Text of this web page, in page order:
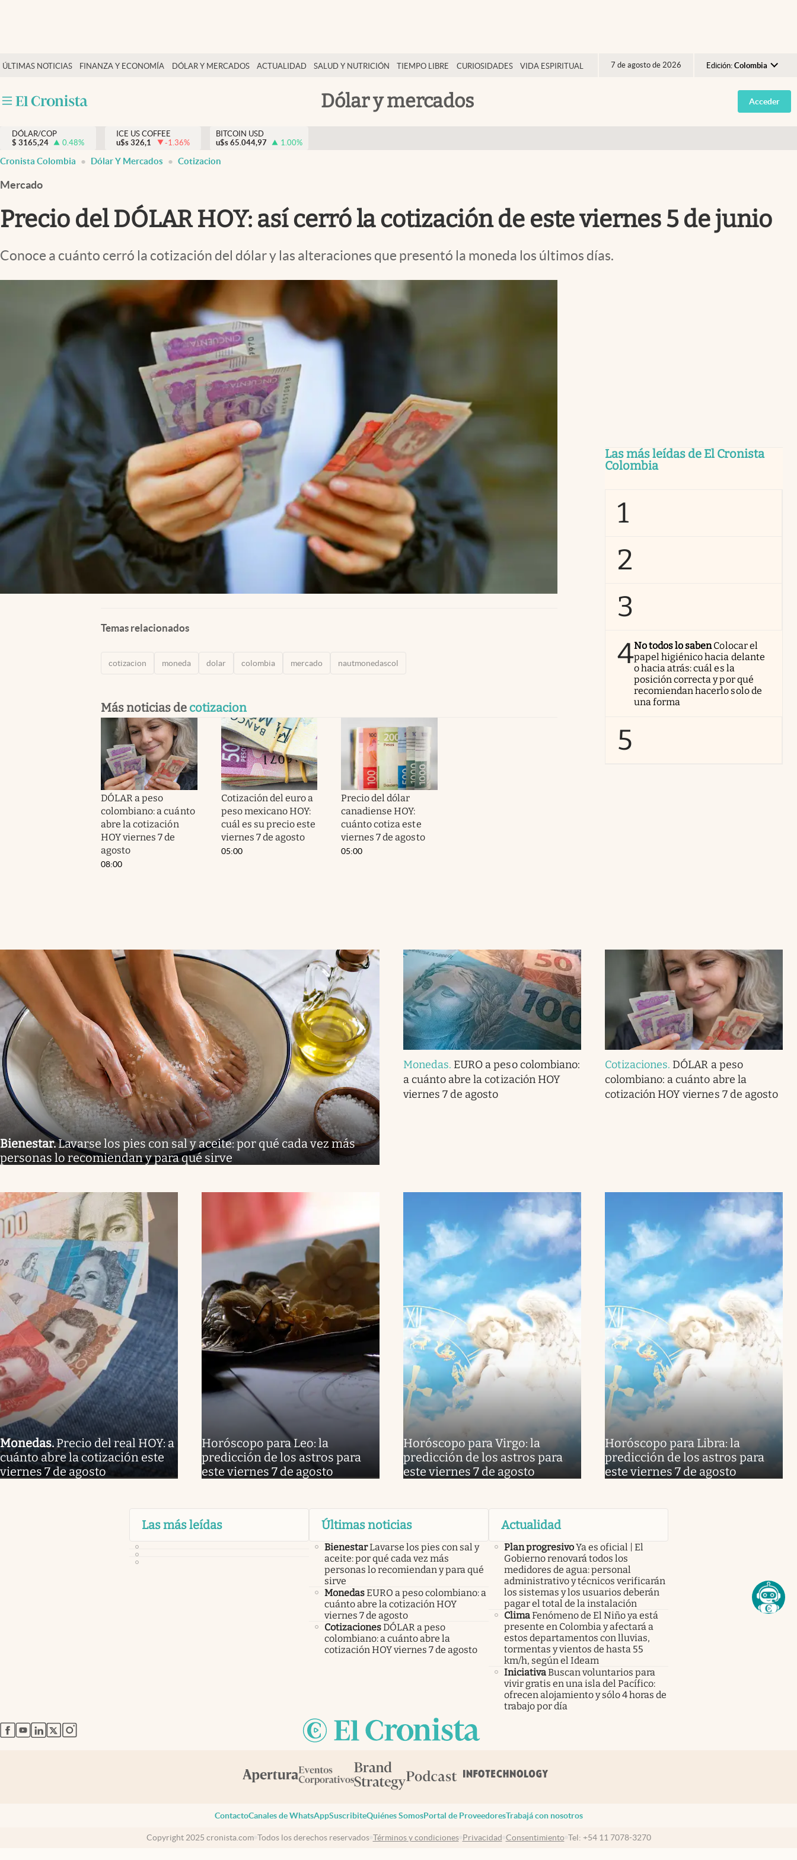
ÚLTIMAS NOTICIAS FINANZA Y ECONOMÍA DÓLAR Y MERCADOS ACTUALIDAD SALUD Y NUTRICIÓN TIEMPO LIBRE CURIOSIDADES VIDA ESPIRITUAL 7 de agosto de 2026 Edición: Colombia
Argentina
España
Dólar y mercados
Salud y nutrición
Tiempo libre
Dólar y mercados
Curiosidades
Acceder
DÓLAR/COP
$ 3165,24 0.48%
ICE US COFFEE
u$s 326,1 -1.36%
BITCOIN USD
u$s 65.044,97 1.00%
Cronista Colombia Dólar Y Mercados Cotizacion
Mercado
Precio del DÓLAR HOY: así cerró la cotización de este viernes 5 de junio
Conoce a cuánto cerró la cotización del dólar y las alteraciones que presentó la moneda los últimos días.
Temas relacionados
cotizacion moneda dolar colombia mercado nautmonedascol
Más noticias de cotizacion
DÓLAR a peso
colombiano: a cuánto
abre la cotización
HOY viernes 7 de
agosto
08:00
Cotización del euro a
peso mexicano HOY:
cuál es su precio este
viernes 7 de agosto
05:00
Precio del dólar
canadiense HOY:
cuánto cotiza este
viernes 7 de agosto
05:00
Las más leídas de El Cronista
Colombia
1
2
3
4No todos lo sabenColocar el
papel higiénico hacia delante
o hacia atrás: cuál es la
posición correcta y por qué
recomiendan hacerlo solo de
una forma
5
Bienestar.Lavarse los pies con sal y aceite: por qué cada vez más
personas lo recomiendan y para qué sirve
Monedas. EURO a peso colombiano:
a cuánto abre la cotización HOY
viernes 7 de agosto
Cotizaciones. DÓLAR a peso
colombiano: a cuánto abre la
cotización HOY viernes 7 de agosto
Monedas.Precio del real HOY: a
cuánto abre la cotización este
viernes 7 de agosto
Horóscopo para Leo: la
predicción de los astros para
este viernes 7 de agosto
Horóscopo para Virgo: la
predicción de los astros para
este viernes 7 de agosto
Horóscopo para Libra: la
predicción de los astros para
este viernes 7 de agosto
Las más leídas Últimas noticias
BienestarLavarse los pies con sal y
aceite: por qué cada vez más
personas lo recomiendan y para qué
sirve
MonedasEURO a peso colombiano: a
cuánto abre la cotización HOY
viernes 7 de agosto
CotizacionesDÓLAR a peso
colombiano: a cuánto abre la
cotización HOY viernes 7 de agosto
Actualidad
Plan progresivoYa es oficial | El
Gobierno renovará todos los
medidores de agua: personal
administrativo y técnicos verificarán
los sistemas y los usuarios deberán
pagar el total de la instalación
ClimaFenómeno de El Niño ya está
presente en Colombia y afectará a
estos departamentos con lluvias,
tormentas y vientos de hasta 55
km/h, según el Ideam
IniciativaBuscan voluntarios para
vivir gratis en una isla del Pacífico:
ofrecen alojamiento y sólo 4 horas de
trabajo por día
abre en nueva pestaña
abre en nueva pestaña
abre en nueva pestaña
abre en nueva pestaña
abre en nueva pestaña
ContactoCanales de WhatsAppSuscribiteQuiénes SomosPortal de ProveedoresTrabajá con nosotros
Copyright 2025 cronista.com Todos los derechos reservados Términos y condiciones Privacidad Consentimiento Tel: +54 11 7078-3270